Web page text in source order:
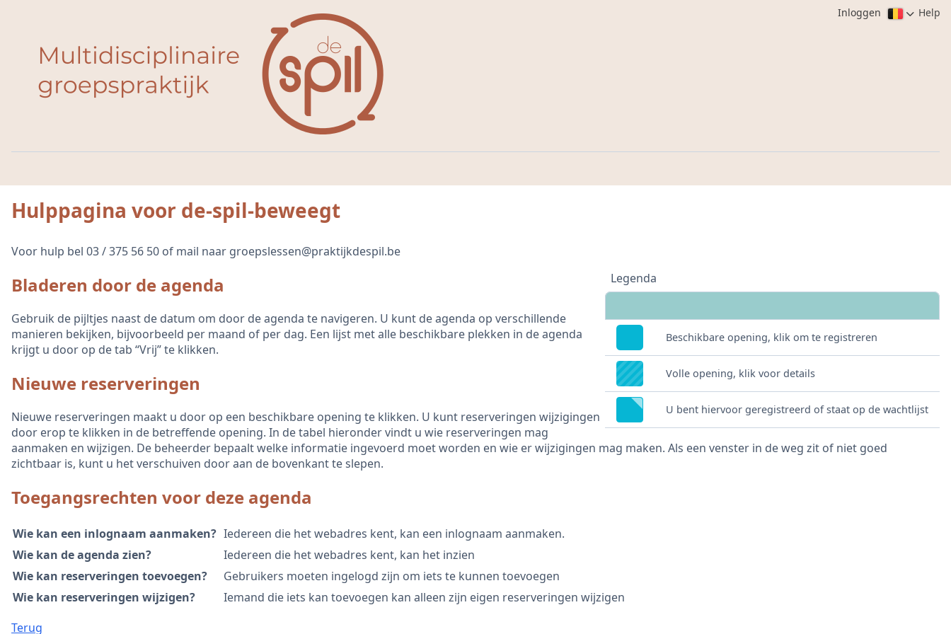
Inloggen Help
Hulppagina voor de-spil-beweegt
Voor hulp bel 03 / 375 56 50 of mail naar groepslessen@praktijkdespil.be
Legenda
Beschikbare opening, klik om te registreren
Volle opening, klik voor details
U bent hiervoor geregistreerd of staat op de wachtlijst
Bladeren door de agenda
Gebruik de pijltjes naast de datum om door de agenda te navigeren. U kunt de agenda op verschillende
manieren bekijken, bijvoorbeeld per maand of per dag. Een lijst met alle beschikbare plekken in de agenda
krijgt u door op de tab “Vrij” te klikken.
Nieuwe reserveringen
Nieuwe reserveringen maakt u door op een beschikbare opening te klikken. U kunt reserveringen wijzigingen
door erop te klikken in de betreffende opening. In de tabel hieronder vindt u wie reserveringen mag
aanmaken en wijzigen. De beheerder bepaalt welke informatie ingevoerd moet worden en wie er wijzigingen mag maken. Als een venster in de weg zit of niet goed
zichtbaar is, kunt u het verschuiven door aan de bovenkant te slepen.
Toegangsrechten voor deze agenda
Wie kan een inlognaam aanmaken? Iedereen die het webadres kent, kan een inlognaam aanmaken.
Wie kan de agenda zien?
Iedereen die het webadres kent, kan het inzien
Wie kan reserveringen toevoegen?
Gebruikers moeten ingelogd zijn om iets te kunnen toevoegen
Wie kan reserveringen wijzigen?
Iemand die iets kan toevoegen kan alleen zijn eigen reserveringen wijzigen
Terug